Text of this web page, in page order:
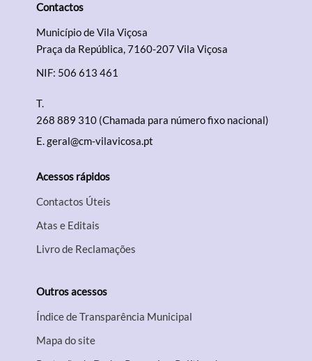
Contactos
Município de Vila Viçosa
Praça da República, 7160-207 Vila Viçosa
NIF: 506 613 461
T.
268 889 310 (Chamada para número fixo nacional)
E.geral@cm-vilavicosa.pt
Acessos rápidos
Contactos Úteis
Atas e Editais
Livro de Reclamações
Outros acessos
Índice de Transparência Municipal
Mapa do site